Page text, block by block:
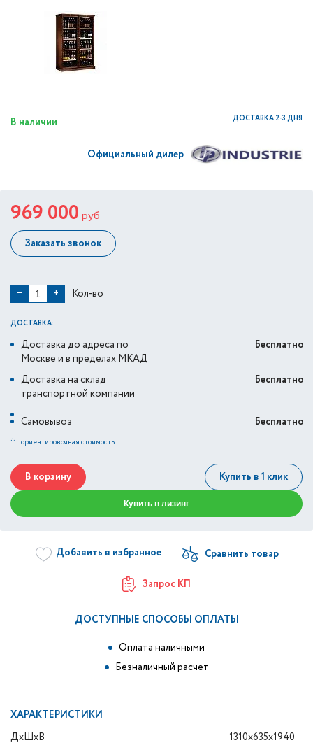
В наличии ДОСТАВКА 2-3 ДНЯ
Официальный дилер
969 000 руб
Заказать звонок
− + Кол-во
ДОСТАВКА:
Доставка до адреса по
Москве и в пределах МКАД
Бесплатно
Доставка на склад
транспортной компании
Бесплатно
Самовывоз
Бесплатно
* ориентировочная стоимость
В корзину Купить в 1 клик
Купить в лизинг
Добавить в избранное
Запрос КП
ДОСТУПНЫЕ СПОСОБЫ ОПЛАТЫ
Оплата наличными
Безналичный расчет
ХАРАКТЕРИСТИКИ
ДxШxВ
1310x635x1940